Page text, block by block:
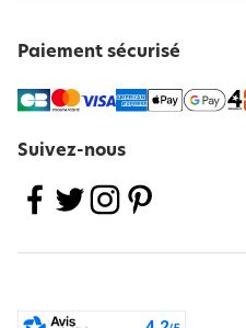
Paiement sécurisé
Suivez-nous